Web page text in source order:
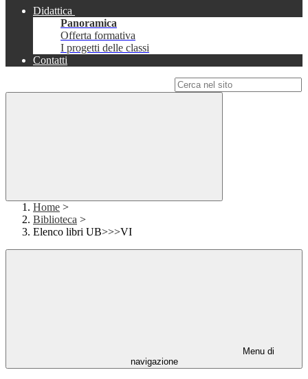
Didattica
Panoramica
Offerta formativa
I progetti delle classi
Contatti
Home >
Biblioteca >
Elenco libri UB>>>VI
Menu di
navigazione